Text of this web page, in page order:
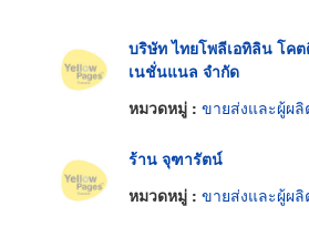
บริษัท ไทยโพลีเอทิลิน โคต
เนชั่นแนล จำกัด
หมวดหมู่ : ขายส่งและผู้ผลิ
ร้าน จุฑารัตน์
หมวดหมู่ : ขายส่งและผู้ผลิ